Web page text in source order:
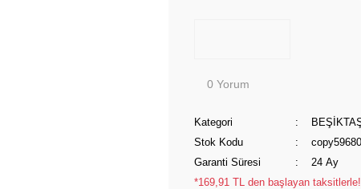
0 Yorum
Kategori
Stok Kodu
Garanti Süresi
24 Ay
*169,91 TL den başlayan taksitlerle!